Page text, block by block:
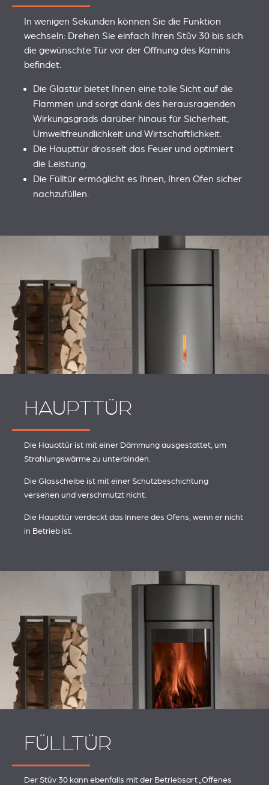
In wenigen Sekunden können Sie die Funktion
wechseln: Drehen Sie einfach Ihren Stûv 30 bis sich
die gewünschte Tür vor der Öffnung des Kamins
befindet.
Die Glastür bietet Ihnen eine tolle Sicht auf die
Flammen und sorgt dank des herausragenden
Wirkungsgrads darüber hinaus für Sicherheit,
Umweltfreundlichkeit und Wirtschaftlichkeit.
Die Haupttür drosselt das Feuer und optimiert
die Leistung.
Die Fülltür ermöglicht es Ihnen, Ihren Ofen sicher
nachzufüllen.
HAUPTTÜR
Die Haupttür ist mit einer Dämmung ausgestattet, um
Strahlungswärme zu unterbinden.
Die Glasscheibe ist mit einer Schutzbeschichtung
versehen und verschmutzt nicht.
Die Haupttür verdeckt das Innere des Ofens, wenn er nicht
in Betrieb ist.
FÜLLTÜR
Der Stûv 30 kann ebenfalls mit der Betriebsart „Offenes